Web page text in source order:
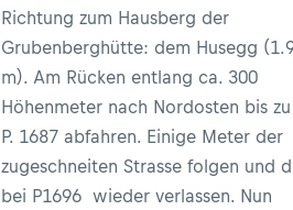
Richtung zum Hausberg der
Grubenberghütte: dem Husegg
m). Am Rücken entlang ca. 300
Höhenmeter nach Nordosten bis zu
P. 1687 abfahren. Einige Meter der
zugeschneiten Strasse folgen und
bei P1696 wieder verlassen. Nun